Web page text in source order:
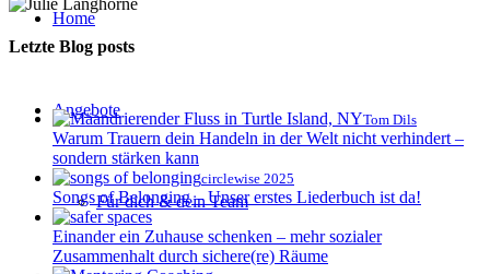
Home
Angebote
Für dich & dein Team
Letzte Blog posts
Tom Dils
Warum Trauern dein Handeln in der Welt nicht verhindert –
sondern stärken kann
circlewise 2025
Songs of Belonging – Unser erstes Liederbuch ist da!
Einander ein Zuhause schenken – mehr sozialer
Zusammenhalt durch sichere(re) Räume